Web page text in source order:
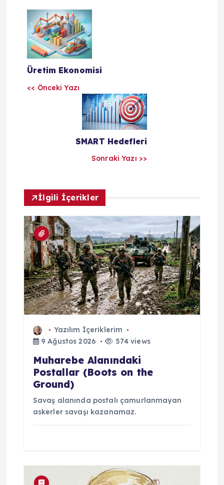
Y
a
z
m
Üretim Ekonomisi
<< Önceki Yazı
SMART Hedefleri
Sonraki Yazı >>
İlgili İçerikler
Yazılım İçeriklerim
9 Ağustos 2026
574 views
Muharebe Alanındaki
Postallar (Boots on the
Ground)
Savaş alanında postalı çamurlanmayan
askerler savaşı kazanamaz.